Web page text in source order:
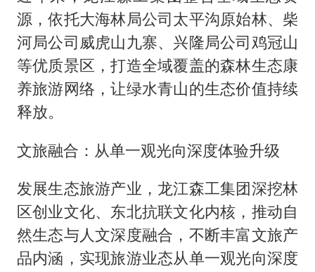
源，依托大海林局公司太平沟原始林、柴
河局公司威虎山九寨、兴隆局公司鸡冠山
等优质景区，打造全域覆盖的森林生态康
养旅游网络，让绿水青山的生态价值持续
释放。
文旅融合：从单一观光向深度体验升级
发展生态旅游产业，龙江森工集团深挖林
区创业文化、东北抗联文化内核，推动自
然生态与人文深度融合，不断丰富文旅产
品内涵，实现旅游业态从单一观光向深度